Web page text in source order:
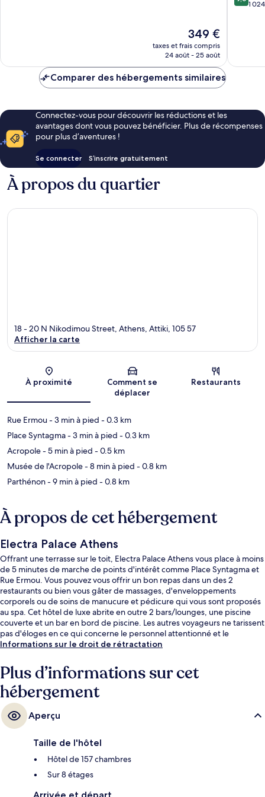
Le
nouveau
prix
de
349 €
taxes et frais compris
24 août - 25 août
sur 1
Comparer des hébergements similaires
Connectez-vous pour découvrir les réductions et les
avantages dont vous pouvez bénéficier. Plus de récompenses
pour plus d’aventures !
Se connecter S’inscrire gratuitement
À propos du quartier
Carte
18 - 20 N Nikodimou Street, Athens, Attiki, 105 57
Afficher la carte
À proximité
Comment se
déplacer
Restaurants
Rue Ermou- 3 min à pied - 0.3 km
Place Syntagma- 3 min à pied - 0.3 km
Acropole- 5 min à pied - 0.5 km
Musée de l'Acropole- 8 min à pied - 0.8 km
Parthénon- 9 min à pied - 0.8 km
À propos de cet hébergement
Electra Palace Athens
Offrant une terrasse sur le toit, Electra Palace Athens vous place à moins
de 5 minutes de marche de points d'intérêt comme Place Syntagma et
Rue Ermou. Vous pouvez vous offrir un bon repas dans un des 2
restaurants ou bien vous gâter de massages, d'enveloppements
corporels ou de soins de manucure et pédicure qui vous sont proposés
au spa. Cet hôtel de luxe abrite en outre 2 bars/lounges, une piscine
couverte et un bar en bord de piscine. Les autres voyageurs ne tarissent
pas d'éloges en ce qui concerne le personnel attentionné et le
succulent restaurant. L'hébergement se situe à une très courte distance
min et Station de métro Akrópoli, à 8 min.
Informations sur le droit de rétractation
Plus d’informations sur cet
hébergement
Aperçu
Taille de l'hôtel
Hôtel de 157 chambres
Sur 8 étages